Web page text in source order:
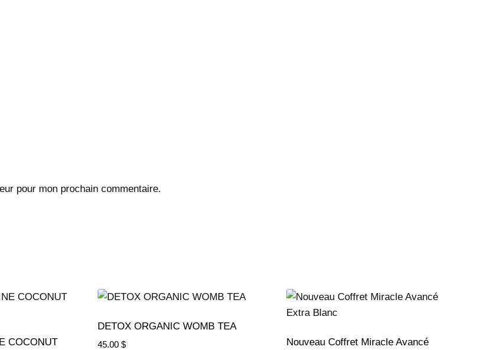
pour mon prochain commentaire.
COCONUT
DETOX ORGANIC WOMB TEA
45.00 $
Nouveau Coffret Miracle Avancé